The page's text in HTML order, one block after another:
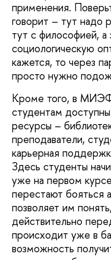
применения.
говорит – тут надо
тут с философией, а
социологическую
кажется, то через
просто нужно
Кроме того, в
студентам
ресурсы –
преподаватели,
карьерная
Здесь студенты
уже на первом
перестают бояться
позволяет им
действительно
происходит уже в
возможность